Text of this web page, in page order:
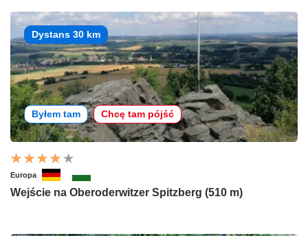
Dystans 30 km
Byłem tam Chcę tam pójść
Europa
Wejście na Oberoderwitzer Spitzberg (510 m)